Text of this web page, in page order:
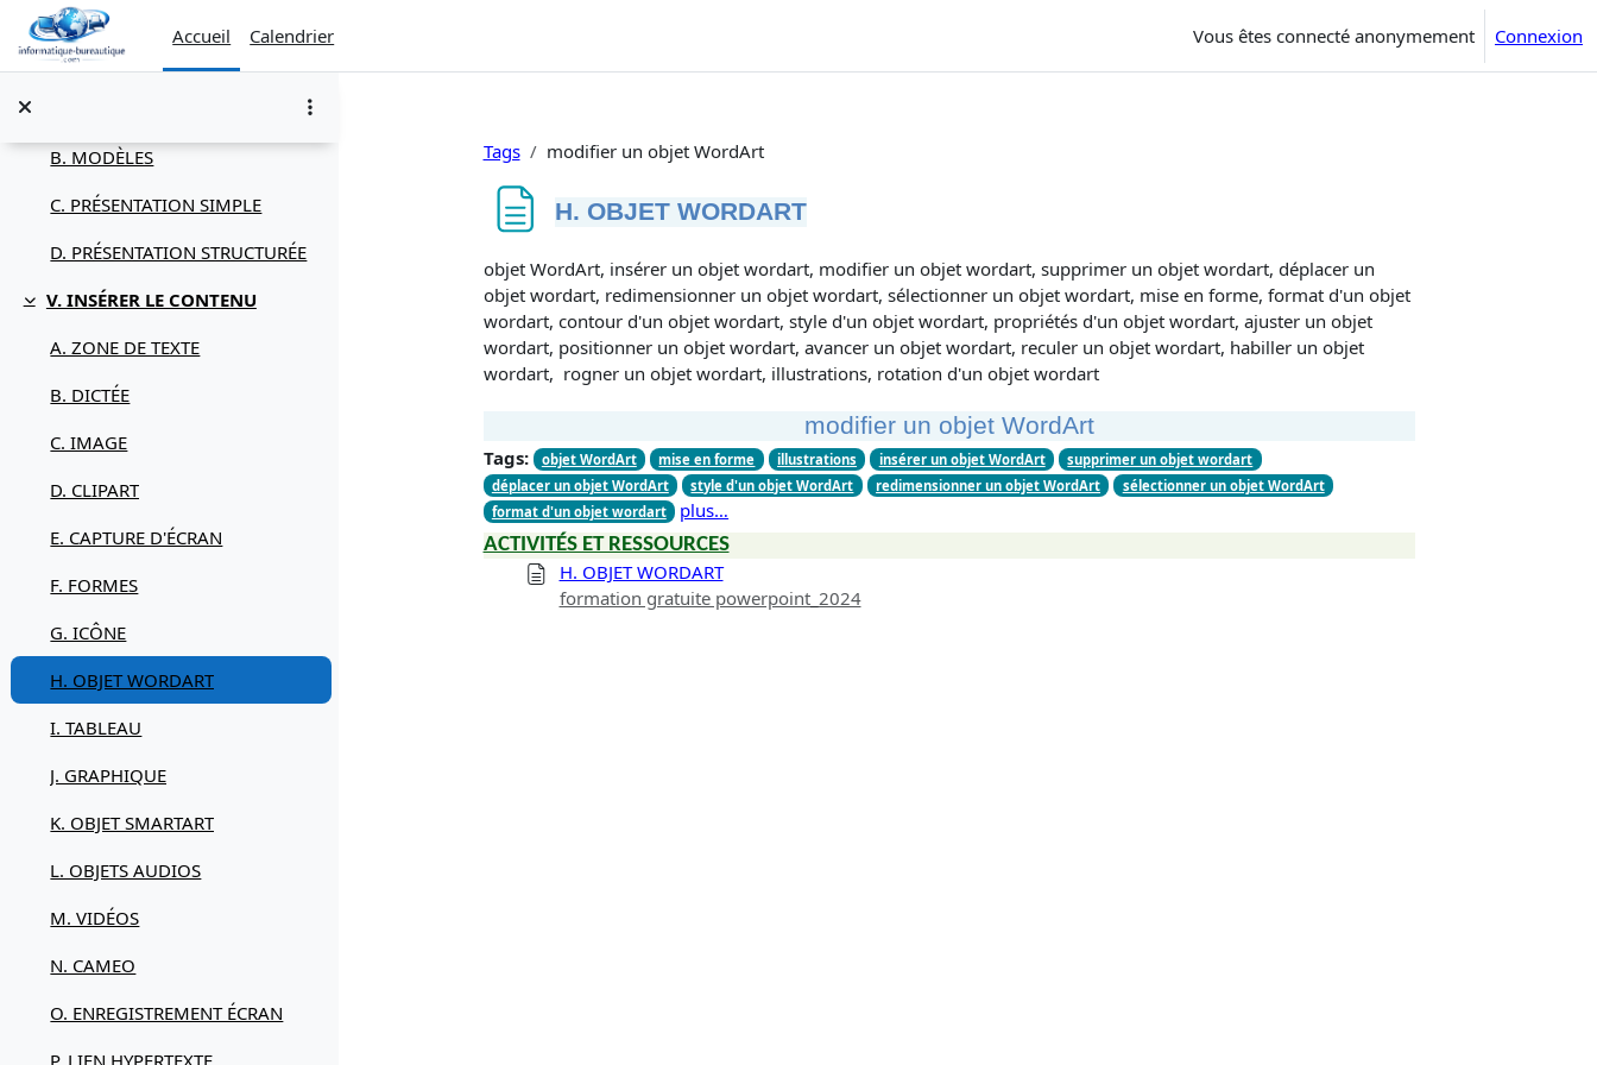
Passer au contenu principal
Accueil
Calendrier Vous êtes connecté anonymement Connexion
D. CLAVIER
Replier
IV. CRÉER UNE PRÉSENTATION
B. MODÈLES
C. PRÉSENTATION SIMPLE
D. PRÉSENTATION STRUCTURÉE
Replier
V. INSÉRER LE CONTENU
A. ZONE DE TEXTE
B. DICTÉE
C. IMAGE
D. CLIPART
E. CAPTURE D'ÉCRAN
F. FORMES
G. ICÔNE
H. OBJET WORDART
I. TABLEAU
J. GRAPHIQUE
K. OBJET SMARTART
L. OBJETS AUDIOS
M. VIDÉOS
N. CAMEO
O. ENREGISTREMENT ÉCRAN
Tags modifier un objet WordArt
H. OBJET WORDART
Conditions d’achèvement
objet WordArt, insérer un objet wordart, modifier un objet wordart, supprimer un objet wordart, déplacer un
objet wordart, redimensionner un objet wordart, sélectionner un objet wordart, mise en forme, format d'un objet
wordart, contour d'un objet wordart, style d'un objet wordart, propriétés d'un objet wordart, ajuster un objet
wordart, positionner un objet wordart, avancer un objet wordart, reculer un objet wordart, habiller un objet
wordart, rogner un objet wordart, illustrations, rotation d'un objet wordart
modifier un objet WordArt
Tags: objet WordArt mise en forme illustrations insérer un objet WordArt
supprimer un objet wordart
déplacer un objet WordArt
style d'un objet WordArt redimensionner un objet WordArt
sélectionner un objet WordArt
format d'un objet wordart
plus…
ACTIVITÉS ET RESSOURCES
H. OBJET WORDART
formation gratuite powerpoint_2024